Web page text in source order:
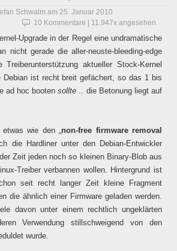
Schwalm am 25. Januar 2010
10 Kommentare | 11.947x angesehen
Upgrade in der Regel eine undramatische
nicht gerade die aller-neuste-bleeding-edge
Treiberunterstützung aktueller Stock-Kernel
Debian ist recht breit gefächert, so das 1 bis
ad hoc bootensollte .. die Betonung liegt auf
wie den „ non-free firmware removal
die Hardliner unter den Debian-Entwickler
Zeit jeden noch so kleinen Binary-Blob aus
Treiber verbannen wollen. Hintergrund ist
seit recht langer Zeit kleine Fragment
die ähnlich einer Firmware geladen werden.
davon unter einem rechtlich ungeklärten
Verwendung stillschweigend von den
wurde.